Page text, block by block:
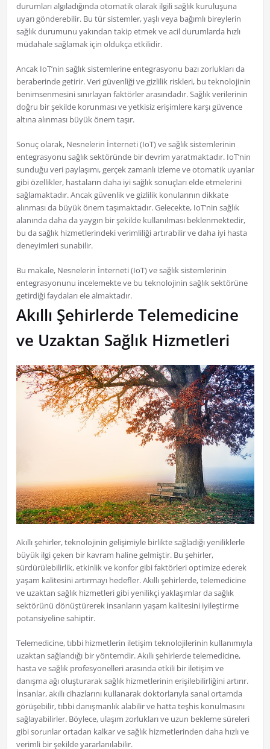
durumları algıladığında otomatik olarak ilgili sağlık kuruluşuna
uyarı gönderebilir. Bu tür sistemler, yaşlı veya bağımlı bireylerin
sağlık durumunu yakından takip etmek ve acil durumlarda hızlı
müdahale sağlamak için oldukça etkilidir.
Ancak IoT’nin sağlık sistemlerine entegrasyonu bazı zorlukları da
beraberinde getirir. Veri güvenliği ve gizlilik riskleri, bu teknolojinin
benimsenmesini sınırlayan faktörler arasındadır. Sağlık verilerinin
doğru bir şekilde korunması ve yetkisiz erişimlere karşı güvence
altına alınması büyük önem taşır.
Sonuç olarak, Nesnelerin İnterneti (IoT) ve sağlık sistemlerinin
entegrasyonu sağlık sektöründe bir devrim yaratmaktadır. IoT’nin
sunduğu veri paylaşımı, gerçek zamanlı izleme ve otomatik uyarılar
gibi özellikler, hastaların daha iyi sağlık sonuçları elde etmelerini
sağlamaktadır. Ancak güvenlik ve gizlilik konularının dikkate
alınması da büyük önem taşımaktadır. Gelecekte, IoT’nin sağlık
alanında daha da yaygın bir şekilde kullanılması beklenmektedir,
bu da sağlık hizmetlerindeki verimliliği artırabilir ve daha iyi hasta
deneyimleri sunabilir.
Bu makale, Nesnelerin İnterneti (IoT) ve sağlık sistemlerinin
entegrasyonunu incelemekte ve bu teknolojinin sağlık sektörüne
getirdiği faydaları ele almaktadır.
Akıllı Şehirlerde Telemedicine
ve Uzaktan Sağlık Hizmetleri
Akıllı şehirler, teknolojinin gelişimiyle birlikte sağladığı yeniliklerle
büyük ilgi çeken bir kavram haline gelmiştir. Bu şehirler,
sürdürülebilirlik, etkinlik ve konfor gibi faktörleri optimize ederek
yaşam kalitesini artırmayı hedefler. Akıllı şehirlerde, telemedicine
ve uzaktan sağlık hizmetleri gibi yenilikçi yaklaşımlar da sağlık
sektörünü dönüştürerek insanların yaşam kalitesini iyileştirme
potansiyeline sahiptir.
Telemedicine, tıbbi hizmetlerin iletişim teknolojilerinin kullanımıyla
uzaktan sağlandığı bir yöntemdir. Akıllı şehirlerde telemedicine,
hasta ve sağlık profesyonelleri arasında etkili bir iletişim ve
danışma ağı oluşturarak sağlık hizmetlerinin erişilebilirliğini artırır.
İnsanlar, akıllı cihazlarını kullanarak doktorlarıyla sanal ortamda
görüşebilir, tıbbi danışmanlık alabilir ve hatta teşhis konulmasını
sağlayabilirler. Böylece, ulaşım zorlukları ve uzun bekleme süreleri
gibi sorunlar ortadan kalkar ve sağlık hizmetlerinden daha hızlı ve
verimli bir şekilde yararlanılabilir.